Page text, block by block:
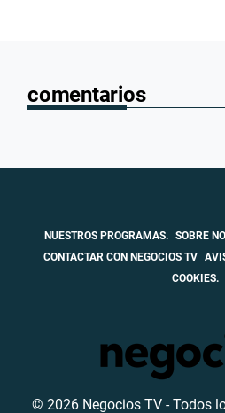
comentarios
NUESTROS PROGRAMAS. SOBRE
CONTACTAR CON NEGOCIOS TV
COOKIES.
© 2026 Negocios TV - Todos